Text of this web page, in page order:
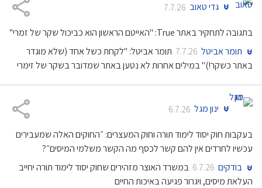
גדי טאוב 7.7.26
בתגובה לתחקיר באתר True: "האייטם הראשון הוא כביכול שקר של זמרי"
תומר אביטל 7.7.26 תומר אביטל: "לקחת כשל אחד (שלא מוגדר
באתר כשקר!)" במילים אחרות לא נטען באתר שמדובר בשקר של זימרי
ינון מגל 6.7.26
בעקבות חוק יסוד לימוד תורה וחוק המעצרים: ״החוקים האלה שמעבירים
עכשיו לחרדים אין להם קשר לכסף מה הקשר משלמי המיסים״?
בודקים 6.7.26 במשרד האוצר מזהירים שחוק יסוד לימוד תורה יחייב
העלאת מיסים, ויגרור פגיעה באיכות החיים